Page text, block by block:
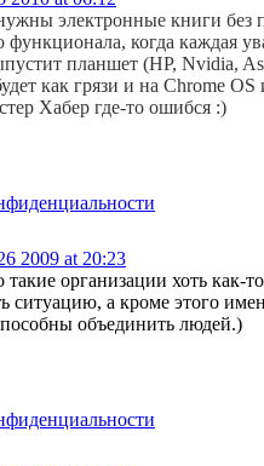
электронные книги без
функционала, когда каждая
планшет (HP, Nvidia,
как грязи и на Chrome
Хабер где-то ошибся :)
2009 at 20:23
организации хоть как-
ситуацию, а кроме этого
объединить людей.)